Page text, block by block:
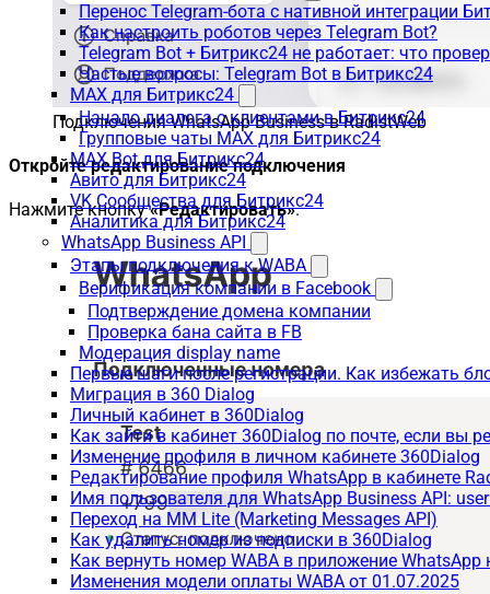
Перенос Telegram-бота с нативной интеграции
Как настроить роботов через Telegram Bot?
Telegram Bot + Битрикс24 не работает: что
Частые вопросы: Telegram Bot в Битрикс24
MAX для Битрикс24
Начало диалога с клиентами в Битрикс24
Групповые чаты MAX для Битрикс24
MAX Bot для Битрикс24
Авито для Битрикс24
VK Сообщества для Битрикс24
Аналитика для Битрикс24
WhatsApp Business API
Этапы подключения к WABA
Верификация компании в Facebook
Подтверждение домена компании
Проверка бана сайта в FB
Модерация display name
Первые шаги после регистрации. Как избежать
Миграция в 360 Dialog
Личный кабинет в 360Dialog
Как зайти в кабинет 360Dialog по почте, если вы
Изменение профиля в личном кабинете 360Dialog
Редактирование профиля WhatsApp в кабинете
Имя пользователя для WhatsApp Business API:
Переход на MM Lite (Marketing Messages API)
Как удалить номер из подписки в 360Dialog
Как вернуть номер WABA в приложение WhatsApp
Изменения модели оплаты WABA от 01.07.2025
Подключения WhatsApp Business в RadistWeb
Откройте редактирование подключения
Нажмите кнопку«Редактировать».